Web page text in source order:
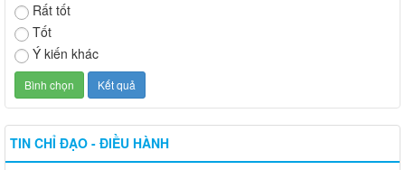
Rất tốt
Tốt
Ý kiến khác
TIN CHỈ ĐẠO - ĐIỀU HÀNH